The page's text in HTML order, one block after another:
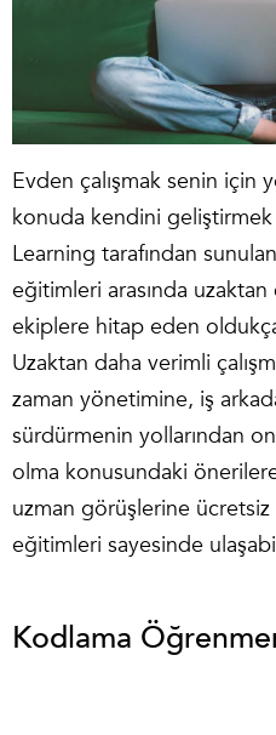
Evden çalışmak senin için
konuda kendini
Learning tarafından
eğitimleri arasında uzaktan
ekiplere hitap eden
Uzaktan daha verimli
zaman yönetimine, iş
sürdürmenin yollarından
olma konusundaki
uzman görüşlerine ücretsiz
eğitimleri sayesinde
Kodlama